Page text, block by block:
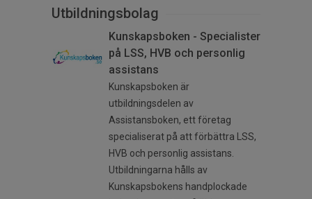
Utbildningsbolag
Kunskapsboken - Specialister
på LSS, HVB och personlig
assistans
Kunskapsboken är
utbildningsdelen av
Assistansboken, ett företag
specialiserat på att förbättra LSS,
HVB och personlig assistans.
Utbildningarna hålls av
Kunskapsbokens handplockade